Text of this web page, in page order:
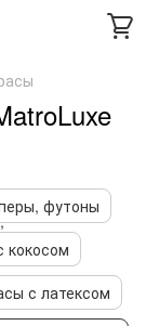
футоны
кокосом
с латексом